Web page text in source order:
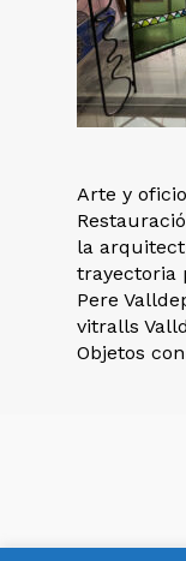
Arte y
la
trayectoria
Pere
vitralls
Objetos